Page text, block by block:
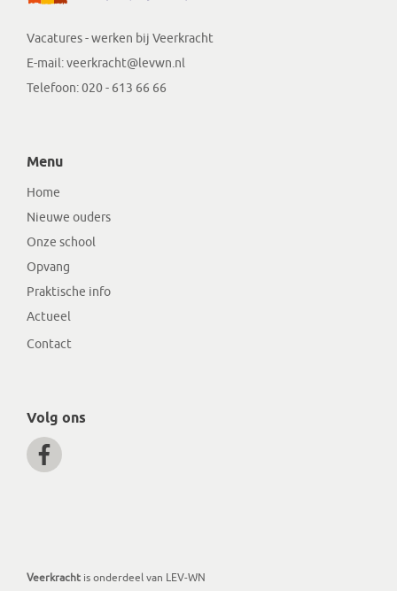
Vacatures - werken bij Veerkracht
E-mail:veerkracht@levwn.nl
Telefoon:020 - 613 66 66
Menu
Home
Nieuwe ouders
Onze school
Opvang
Praktische info
Actueel
Contact
Volg ons
Veerkracht is onderdeel van LEV-WN